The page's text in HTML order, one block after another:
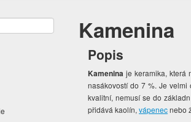
Kamenina
Popis
Kamenina je keramika, která
nasákovostí do 7 %. Je
kvalitní, nemusí se do
přidává kaolín,vápenecnebo